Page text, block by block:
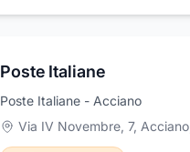
Poste Italiane
Poste Italiane - Acciano
Via IV Novembre, 7, Acciano